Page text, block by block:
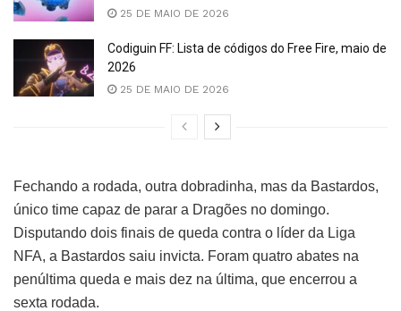
25 DE MAIO DE 2026
Codiguin FF: Lista de códigos do Free Fire, maio de
2026
25 DE MAIO DE 2026
Fechando a rodada, outra dobradinha, mas da Bastardos,
único time capaz de parar a Dragões no domingo.
Disputando dois finais de queda contra o líder da Liga
NFA, a Bastardos saiu invicta. Foram quatro abates na
penúltima queda e mais dez na última, que encerrou a
sexta rodada.